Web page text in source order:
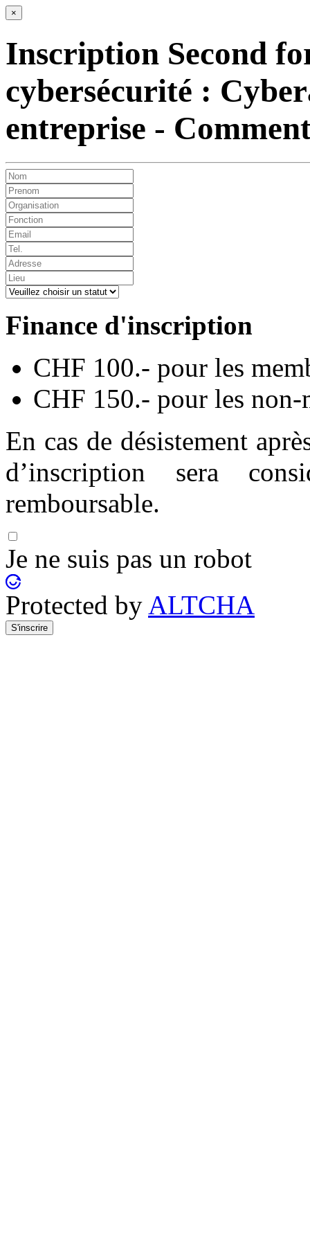
×
Inscription Second
cybersécurité :
entreprise -
Finance d'inscription
CHF 100.- pour les
CHF 150.- pour les non-
En cas de désistement
d’inscription sera
remboursable.
Je ne suis pas un robot
Protected by ALTCHA